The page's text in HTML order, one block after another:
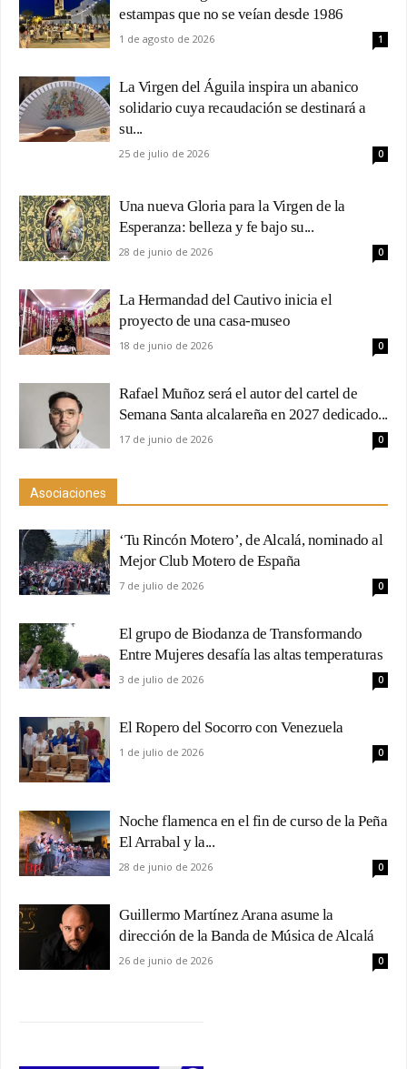
estampas que no se veían desde 1986
1 de agosto de 2026 1
La Virgen del Águila inspira un abanico
solidario cuya recaudación se destinará a
su...
25 de julio de 2026 0
Una nueva Gloria para la Virgen de la
Esperanza: belleza y fe bajo su...
28 de junio de 2026 0
La Hermandad del Cautivo inicia el
proyecto de una casa-museo
18 de junio de 2026 0
Rafael Muñoz será el autor del cartel de
Semana Santa alcalareña en 2027 dedicado...
17 de junio de 2026 0
Asociaciones
‘Tu Rincón Motero’, de Alcalá, nominado al
Mejor Club Motero de España
7 de julio de 2026 0
El grupo de Biodanza de Transformando
Entre Mujeres desafía las altas temperaturas
3 de julio de 2026 0
El Ropero del Socorro con Venezuela
1 de julio de 2026 0
Noche flamenca en el fin de curso de la Peña
El Arrabal y la...
28 de junio de 2026 0
Guillermo Martínez Arana asume la
dirección de la Banda de Música de Alcalá
26 de junio de 2026 0